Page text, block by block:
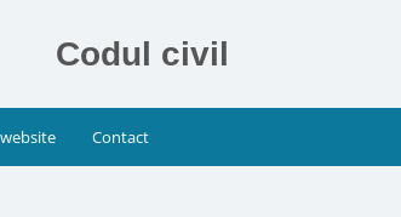
Codul civil
Contact